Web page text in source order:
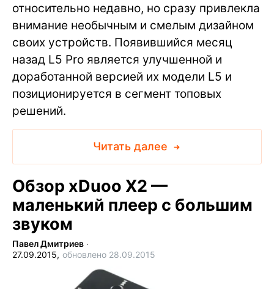
относительно недавно, но сразу привлекла
внимание необычным и смелым дизайном
своих устройств. Появившийся месяц
назад L5 Pro является улучшенной и
доработанной версией их модели L5 и
позиционируется в сегмент топовых
решений.
Читать далее
Обзор xDuoo X2 —
маленький плеер с большим
звуком
Павел Дмитриев ∙
27.09.2015, обновлено 28.09.2015